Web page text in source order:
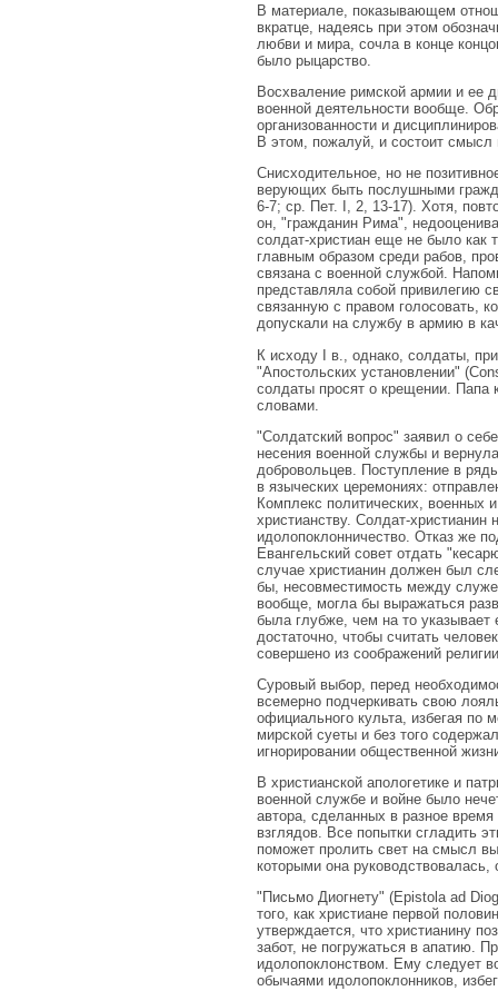
В материале, показывающем
вкратце, надеясь при этом
любви и мира, сочла в конце
было рыцарство.
Восхваление римской армии и ее
военной деятельности вообще.
организованности и
В этом, пожалуй, и состоит
Снисходительное, но не
верующих быть послушными
6-7; ср. Пет. I, 2, 13-17). Хотя,
он, "гражданин Рима",
солдат-христиан еще не было как
главным образом среди рабов,
связана с военной службой.
представляла собой привилегию
связанную с правом голосовать,
допускали на службу в армию в
К исходу I в., однако, солдаты,
"Апостольских установлении"
солдаты просят о крещении. Папа
словами.
"Солдатский вопрос" заявил о
несения военной службы и
добровольцев. Поступление в
в языческих церемониях:
Комплекс политических, военных
христианству. Солдат-
идолопоклонничество. Отказ же
Евангельский совет отдать
случае христианин должен был
бы, несовместимость между
вообще, могла бы выражаться
была глубже, чем на то указывает
достаточно, чтобы считать
совершено из соображений
Суровый выбор, перед
всемерно подчеркивать свою
официального культа, избегая по
мирской суеты и без того
игнорировании общественной
В христианской апологетике и
военной службе и войне было
автора, сделанных в разное
взглядов. Все попытки сгладить
поможет пролить свет на смысл
которыми она
"Письмо Диогнету" (Epistola ad
того, как христиане первой
утверждается, что христианину
забот, не погружаться в апатию.
идолопоклонством. Ему следует
обычаями идолопоклонников,